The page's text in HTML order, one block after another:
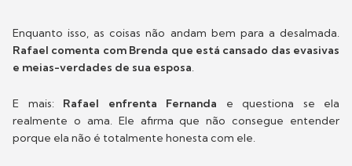
Enquanto isso, as coisas não andam bem para a desalmada.
Rafael comenta com Brenda que está cansado das evasivas
e meias-verdades de sua esposa.
E mais: Rafael enfrenta Fernanda e questiona se ela
realmente o ama. Ele afirma que não consegue entender
porque ela não é totalmente honesta com ele.